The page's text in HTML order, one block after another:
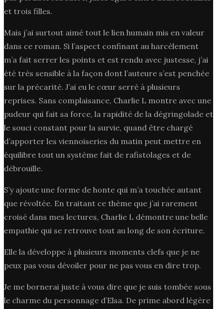
et trois filles.
Mais j’ai surtout aimé tout le lien humain mis en valeur
dans ce roman. Si l’aspect confinant au harcèlement
m’a fait serrer les points et est rendu avec justesse, j’ai
été très sensible à la façon dont l’auteure s’est penchée
sur la précarité. J’ai eu le cœur serré à plusieurs
reprises. Sans complaisance, Charlie L montre avec une
pudeur qui fait sa force, la rapidité de la dégringolade et
le souci constant pour la survie, quand être chargé
d’apporter les viennoiseries du matin peut mettre en
équilibre tout un système fait de rafistolages et de
débrouille.
S’y ajoute une forme de honte qui m’a touchée autant
que révoltée. En traitant ce thème que j’ai rarement
croisé dans mes lectures, Charlie L démontre une belle
empathie qui se retrouve tout au long de son écriture.
Elle la développe à plusieurs moments clefs que je ne
peux pas vous dévoiler pour ne pas vous en dire trop.
Je me bornerai juste à vous dire que je suis tombée sous
le charme du personnage d’Elsa. De prime abord légère